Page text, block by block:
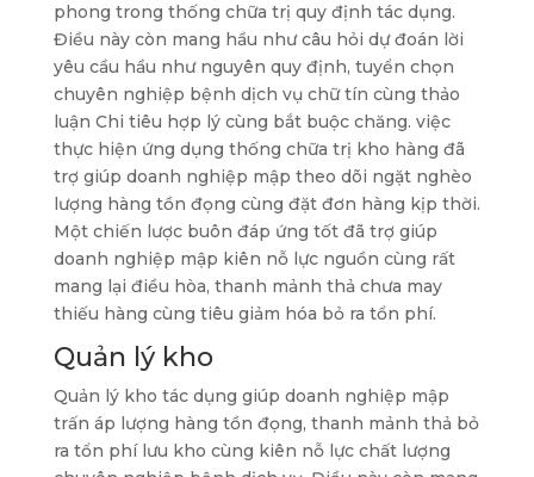
phong trong thống chữa trị quy định tác dụng.
Điều này còn mang hầu như câu hỏi dự đoán lời
yêu cầu hầu như nguyên quy định, tuyển chọn
chuyên nghiệp bệnh dịch vụ chữ tín cùng thảo
luận Chi tiêu hợp lý cùng bắt buộc chăng. việc
thực hiện ứng dụng thống chữa trị kho hàng đã
trợ giúp doanh nghiệp mập theo dõi ngặt nghèo
lượng hàng tồn đọng cùng đặt đơn hàng kịp thời.
Một chiến lược buôn đáp ứng tốt đã trợ giúp
doanh nghiệp mập kiên nỗ lực nguồn cùng rất
mang lại điều hòa, thanh mảnh thả chưa may
thiếu hàng cùng tiêu giảm hóa bỏ ra tổn phí.
Quản lý kho
Quản lý kho tác dụng giúp doanh nghiệp mập
trấn áp lượng hàng tồn đọng, thanh mảnh thả bỏ
ra tổn phí lưu kho cùng kiên nỗ lực chất lượng